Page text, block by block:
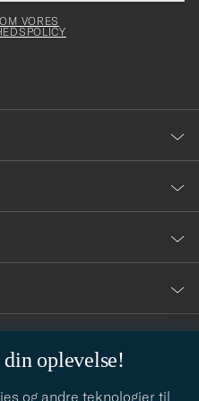
oplevelse!
og andre teknologier til
VORES
Lad os hjælpe dig, vi hjælper